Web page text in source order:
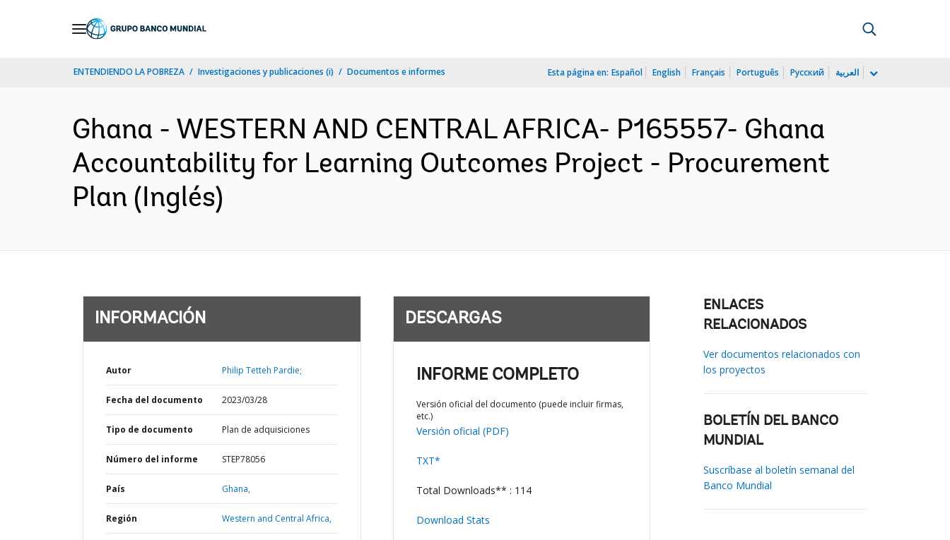
ENTENDIENDO LA POBREZA Investigaciones y publicaciones (i) Documentos e informes Esta página en: Español English Français Português Русский العربية
Ghana - WESTERN AND CENTRAL AFRICA- P165557- Ghana
Accountability for Learning Outcomes Project - Procurement
Plan (Inglés)
INFORMACIÓN
Autor Philip Tetteh Pardie;
Fecha del documento 2023/03/28
Tipo de documento Plan de adquisiciones
Número del informe STEP78056
País Ghana,
Región Western and Central Africa,
DESCARGAS
INFORME COMPLETO
Versión oficial del documento (puede incluir firmas,
etc.)
Versión oficial (PDF)
TXT*
Total Downloads** : 114
Download Stats
ENLACES
RELACIONADOS
Ver documentos relacionados con
los proyectos
BOLETÍN DEL BANCO
MUNDIAL
Suscríbase al boletín semanal del
Banco Mundial